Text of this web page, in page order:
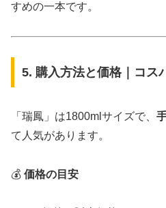
すめの一本です。
5. 購入方法と価格｜コス
「瑞鳳」は1800mlサイズで、
て人気があります。
💰 価格の目安